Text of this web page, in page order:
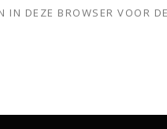
DEZE BROWSER VOOR